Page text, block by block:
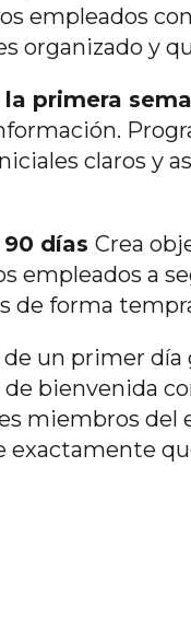
empleados
organizado y
la primera
claros y
90 díasCrea
empleados a
de forma
de un primer
bienvenida
miembros del
exactamente